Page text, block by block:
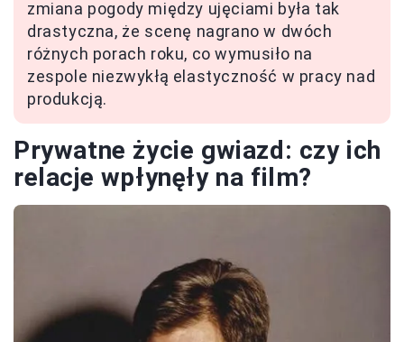
zmiana pogody między ujęciami była tak
drastyczna, że scenę nagrano w dwóch
różnych porach roku, co wymusiło na
zespole niezwykłą elastyczność w pracy nad
produkcją.
Prywatne życie gwiazd: czy ich
relacje wpłynęły na film?